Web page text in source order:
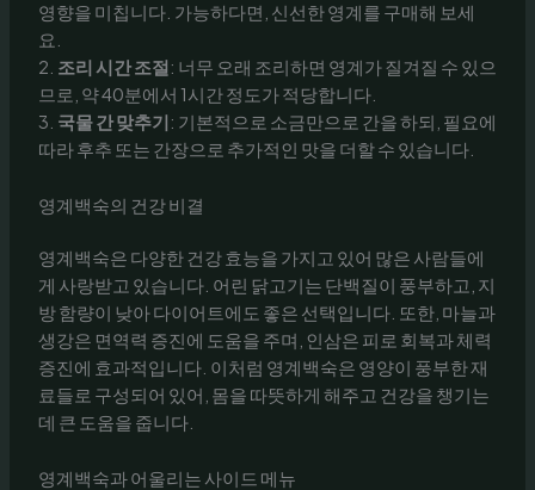
영향을 미칩니다. 가능하다면, 신선한 영계를 구매해 보세
요.
2. 조리 시간 조절: 너무 오래 조리하면 영계가 질겨질 수 있으
므로, 약 40분에서 1시간 정도가 적당합니다.
3. 국물 간 맞추기 : 기본적으로 소금만으로 간을 하되, 필요에
따라 후추 또는 간장으로 추가적인 맛을 더할 수 있습니다.
영계백숙의 건강 비결
영계백숙은 다양한 건강 효능을 가지고 있어 많은 사람들에
게 사랑받고 있습니다. 어린 닭고기는 단백질이 풍부하고, 지
방 함량이 낮아 다이어트에도 좋은 선택입니다. 또한, 마늘과
생강은 면역력 증진에 도움을 주며, 인삼은 피로 회복과 체력
증진에 효과적입니다. 이처럼 영계백숙은 영양이 풍부한 재
료들로 구성되어 있어, 몸을 따뜻하게 해주고 건강을 챙기는
데 큰 도움을 줍니다.
영계백숙과 어울리는 사이드 메뉴